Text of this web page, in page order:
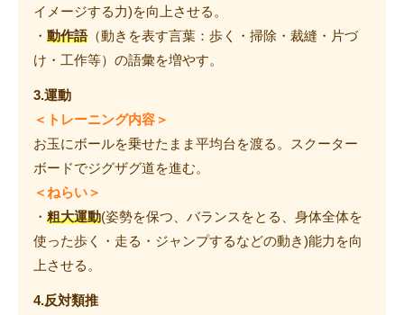
イメージする力)を向上させる。
・ 動作語（動きを表す言葉：歩く・掃除・裁縫・片づ
け・工作等）の語彙を増やす。
3.運動
＜トレーニング内容＞
お玉にボールを乗せたまま平均台を渡る。スクーター
ボードでジグザグ道を進む。
＜ねらい＞
・ 粗大運動(姿勢を保つ、バランスをとる、身体全体を
使った歩く・走る・ジャンプするなどの動き)能力を向
上させる。
4.反対類推